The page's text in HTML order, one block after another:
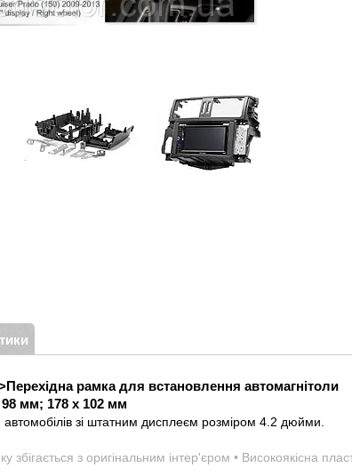
Перехідна рамка для встановлення автомагнітоли
98 мм; 178 x 102 мм
автомобілів зі штатним дисплеєм розміром 4.2 дюйми.
збігається з оригінальним інтер'єром • Високоякісна